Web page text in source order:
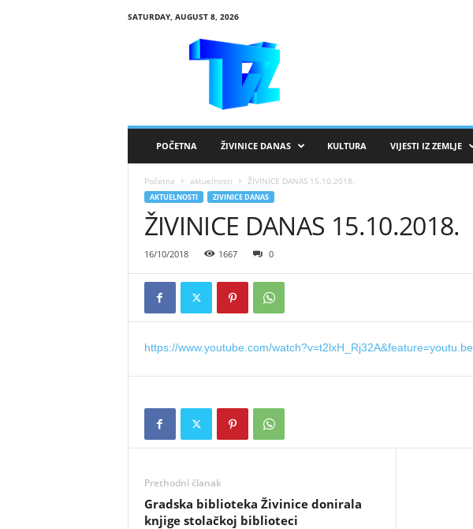
SATURDAY, AUGUST 8, 2026
POČETNA ŽIVINICE DANAS KULTURA VIJESTI IZ ZEMLJE
Početna aktuelnosti ŽIVINICE DANAS 15.10.2018.
AKTUELNOSTI ZIVINICE DANAS
ŽIVINICE DANAS 15.10.2018.
16/10/2018 1667 0
https://www.youtube.com/watch?v=t2lxH_Rj32A&feature=youtu.be
Prethodni članak
Gradska biblioteka Živinice donirala
knjige stolačkoj biblioteci